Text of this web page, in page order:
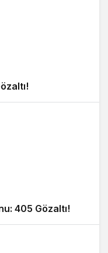
405 Gözaltı!